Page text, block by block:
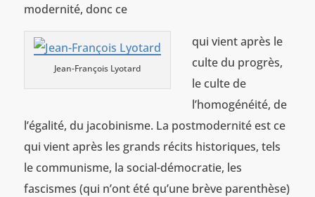
modernité, donc ce
Jean-François Lyotard
qui vient après le
culte du progrès,
le culte de
l’homogénéité, de
l’égalité, du jacobinisme. La postmodernité est ce
qui vient après les grands récits historiques, tels
le communisme, la social-démocratie, les
fascismes (qui n’ont été qu’une brève parenthèse)